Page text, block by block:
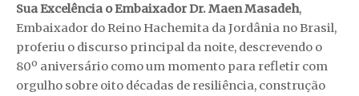
Sua Excelência o Embaixador Dr. Maen Masadeh,
Embaixador do Reino Hachemita da Jordânia no Brasil,
proferiu o discurso principal da noite, descrevendo o
80º aniversário como um momento para refletir com
orgulho sobre oito décadas de resiliência, construção